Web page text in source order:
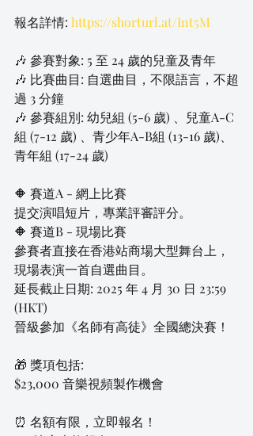
報名詳情: https://shorturl.at/Int5M
🎶 參賽對象: 5 至 24 歲的兒童及青年
🎶 比賽曲目: 自選曲目，不限語言，不超
過 3 分鐘
🎶 參賽組別: 幼兒組 (5-6 歲) 、兒童A-C
組 (7-12 歲) 、青少年A-B組 (13-16 歲)、
青年組 (17-24 歲)
🔶 賽道A - 網上比賽
提交演唱短片，專業評審評分。
🔶 賽道B - 現場比賽
參賽者直接在香港站商場大型舞台上，
現場表演一首自選曲目。
延長截止日期: 2025 年 4 月 30 日 23:59
(HKT)
晉級參加《名師有高徒》全國總決賽！
🎁 獎項包括:
$23,000 音樂視頻製作機會
⏰ 名額有限，立即報名！